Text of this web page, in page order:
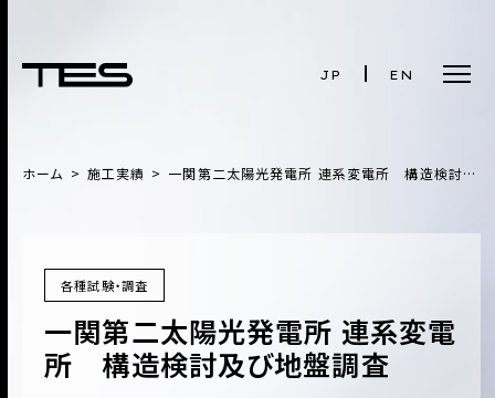
JP EN
ホーム 施工実績 一関第二太陽光発電所 連系変電所 構造検討及び地盤調査
各種試験・調査
一関第二太陽光発電所 連系変電
所 構造検討及び地盤調査